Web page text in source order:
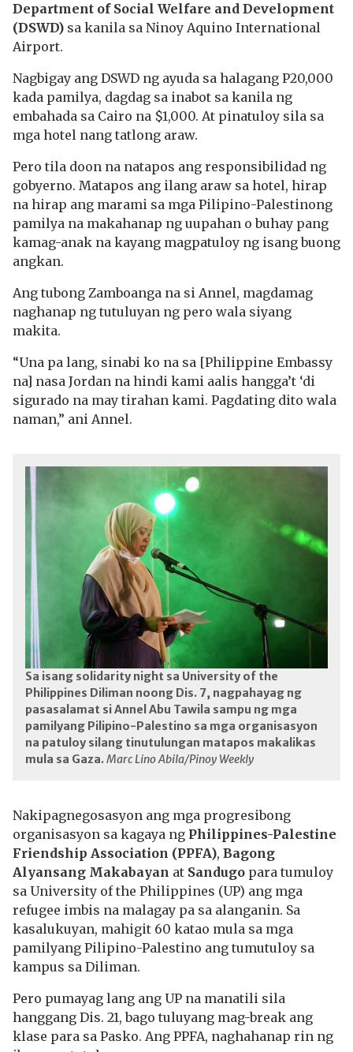
Department of Social Welfare and Development
(DSWD) sa kanila sa Ninoy Aquino International
Airport.
Nagbigay ang DSWD ng ayuda sa halagang P20,000
kada pamilya, dagdag sa inabot sa kanila ng
embahada sa Cairo na $1,000. At pinatuloy sila sa
mga hotel nang tatlong araw.
Pero tila doon na natapos ang responsibilidad ng
gobyerno. Matapos ang ilang araw sa hotel, hirap
na hirap ang marami sa mga Pilipino-Palestinong
pamilya na makahanap ng uupahan o buhay pang
kamag-anak na kayang magpatuloy ng isang buong
angkan.
Ang tubong Zamboanga na si Annel, magdamag
naghanap ng tutuluyan ng pero wala siyang
makita.
“Una pa lang, sinabi ko na sa [Philippine Embassy
na] nasa Jordan na hindi kami aalis hangga’t ‘di
sigurado na may tirahan kami. Pagdating dito wala
naman,” ani Annel.
Sa isang solidarity night sa University of the
Philippines Diliman noong Dis. 7, nagpahayag ng
pasasalamat si Annel Abu Tawila sampu ng mga
pamilyang Pilipino-Palestino sa mga organisasyon
na patuloy silang tinutulungan matapos makalikas
mula sa Gaza.Marc Lino Abila/Pinoy Weekly
Nakipagnegosasyon ang mga progresibong
organisasyon sa kagaya ng Philippines-Palestine
Friendship Association (PPFA), Bagong
Alyansang Makabayan at Sandugo para tumuloy
sa University of the Philippines (UP) ang mga
refugee imbis na malagay pa sa alanganin. Sa
kasalukuyan, mahigit 60 katao mula sa mga
pamilyang Pilipino-Palestino ang tumutuloy sa
kampus sa Diliman.
Pero pumayag lang ang UP na manatili sila
hanggang Dis. 21, bago tuluyang mag-break ang
klase para sa Pasko. Ang PPFA, naghahanap rin ng